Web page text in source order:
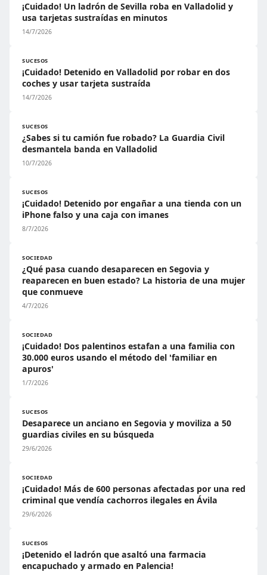
¡Cuidado! Un ladrón de Sevilla roba en Valladolid y
usa tarjetas sustraídas en minutos
14/7/2026
SUCESOS
¡Cuidado! Detenido en Valladolid por robar en dos
coches y usar tarjeta sustraída
14/7/2026
SUCESOS
¿Sabes si tu camión fue robado? La Guardia Civil
desmantela banda en Valladolid
10/7/2026
SUCESOS
¡Cuidado! Detenido por engañar a una tienda con un
iPhone falso y una caja con imanes
8/7/2026
SOCIEDAD
¿Qué pasa cuando desaparecen en Segovia y
reaparecen en buen estado? La historia de una mujer
que conmueve
4/7/2026
SOCIEDAD
¡Cuidado! Dos palentinos estafan a una familia con
30.000 euros usando el método del 'familiar en
apuros'
1/7/2026
SUCESOS
Desaparece un anciano en Segovia y moviliza a 50
guardias civiles en su búsqueda
29/6/2026
SOCIEDAD
¡Cuidado! Más de 600 personas afectadas por una red
criminal que vendía cachorros ilegales en Ávila
29/6/2026
SUCESOS
¡Detenido el ladrón que asaltó una farmacia
encapuchado y armado en Palencia!